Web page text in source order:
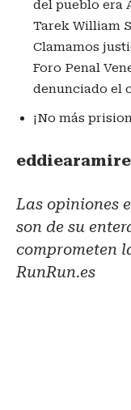
del pueblo era
Tarek William
Clamamos
Foro Penal
denunciado el
¡No más
Las opiniones
son de su
comprometen
RunRun.es